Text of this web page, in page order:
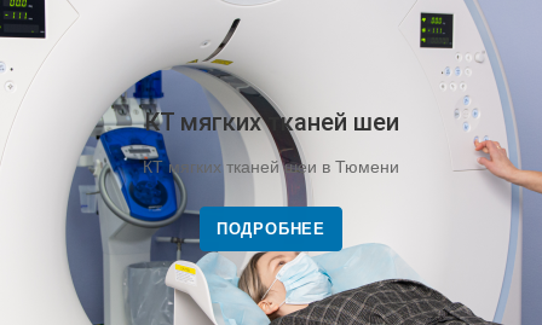
КТ мягких тканей шеи
КТ мягких тканей шеи в Тюмени
ПОДРОБНЕЕ